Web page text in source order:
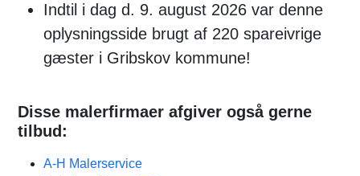
Indtil i dag d. 9. august 2026 var denne
oplysningsside brugt af 220 spareivrige
gæster i Gribskov kommune!
Disse malerfirmaer afgiver også gerne
tilbud:
A-H Malerservice